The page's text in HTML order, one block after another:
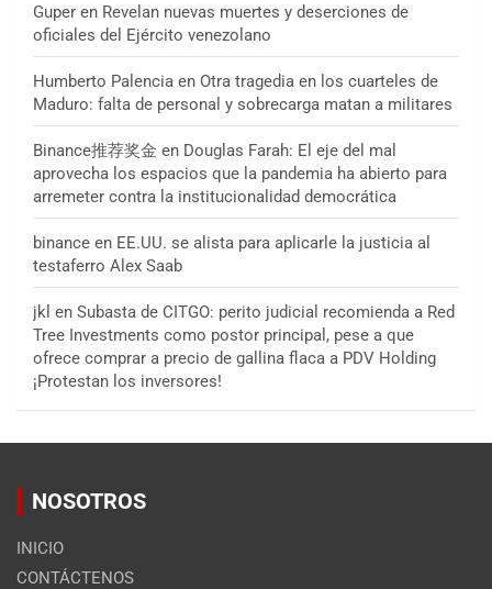
Guper en Revelan nuevas muertes y deserciones de
oficiales del Ejército venezolano
Humberto Palencia en Otra tragedia en los cuarteles de
Maduro: falta de personal y sobrecarga matan a militares
Binance推荐奖金 en Douglas Farah: El eje del mal
aprovecha los espacios que la pandemia ha abierto para
arremeter contra la institucionalidad democrática
binance en EE.UU. se alista para aplicarle la justicia al
testaferro Alex Saab
jkl en Subasta de CITGO: perito judicial recomienda a Red
Tree Investments como postor principal, pese a que
ofrece comprar a precio de gallina flaca a PDV Holding
¡Protestan los inversores!
NOSOTROS
INICIO
CONTÁCTENOS